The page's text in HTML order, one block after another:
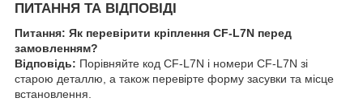
ПИТАННЯ ТА ВІДПОВІДІ
Питання: Як перевірити кріплення CF-L7N перед
замовленням?
Відповідь: Порівняйте код CF-L7N і номери CF-L7N зі
старою деталлю, а також перевірте форму засувки та місце
встановлення.